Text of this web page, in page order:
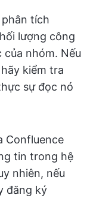
phân tích
lượng công
nhóm. Nếu
kiểm tra
sự đọc nó
Confluence
tin trong hệ
nhiên, nếu
đăng ký